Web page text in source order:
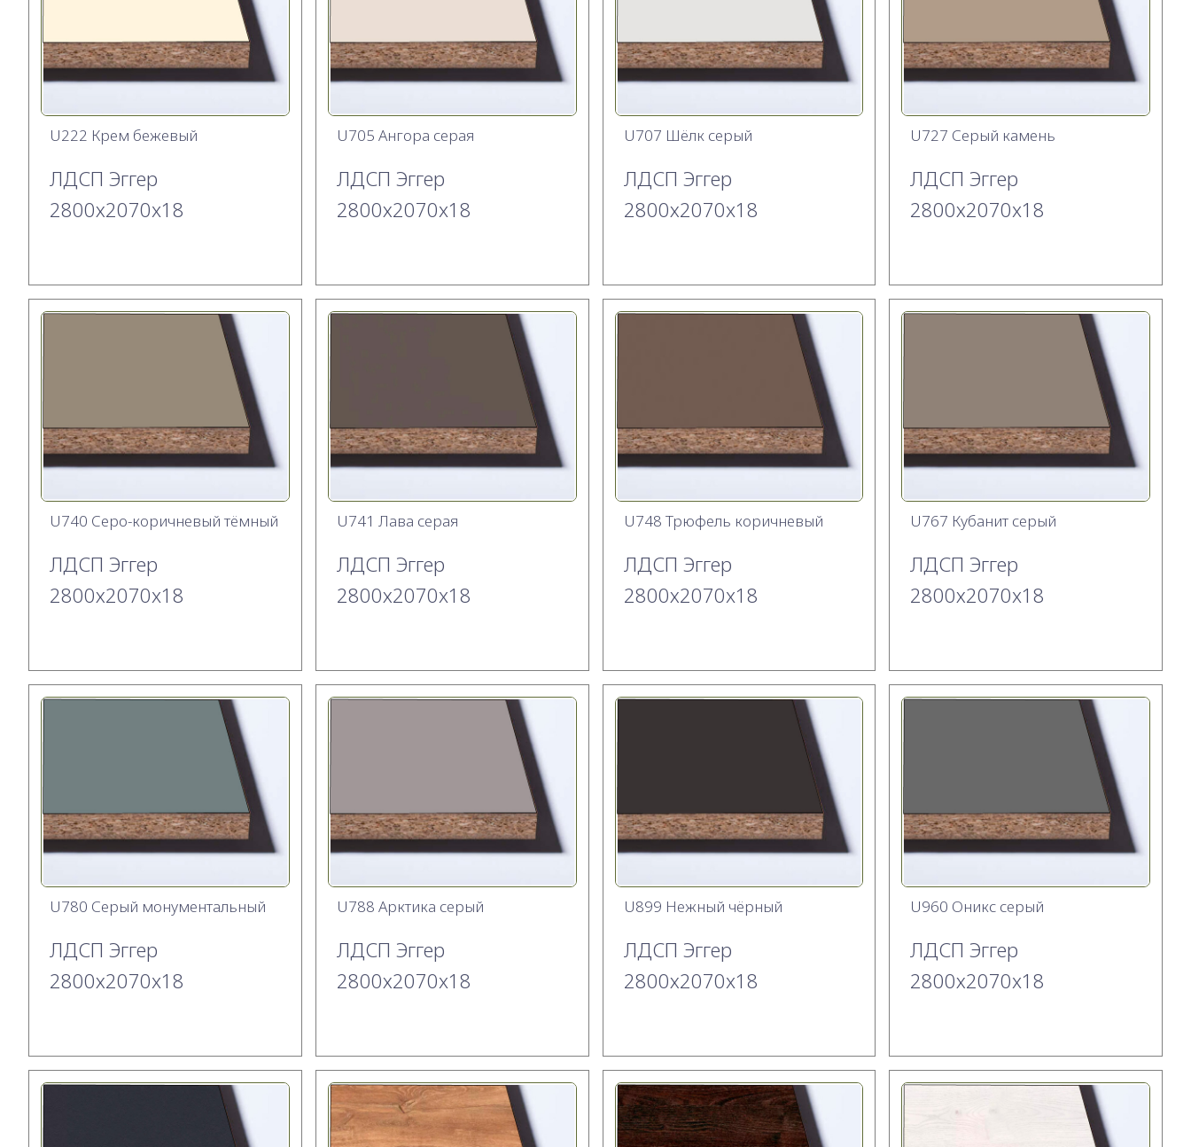
U222 Крем бежевый
ЛДСП Эггер
2800х2070x18
U705 Ангора серая
ЛДСП Эггер
2800х2070x18
U707 Шёлк серый
ЛДСП Эггер
2800х2070x18
U727 Серый камень
ЛДСП Эггер
2800х2070x18
U740 Cеро-коричневый тёмный
ЛДСП Эггер
2800х2070x18
U741 Лава серая
ЛДСП Эггер
2800х2070x18
U748 Трюфель коричневый
ЛДСП Эггер
2800х2070x18
U767 Кубанит серый
ЛДСП Эггер
2800х2070x18
U780 Серый монументальный
ЛДСП Эггер
2800х2070x18
U788 Арктика серый
ЛДСП Эггер
2800х2070x18
U899 Нежный чёрный
ЛДСП Эггер
2800х2070x18
U960 Оникс серый
ЛДСП Эггер
2800х2070x18